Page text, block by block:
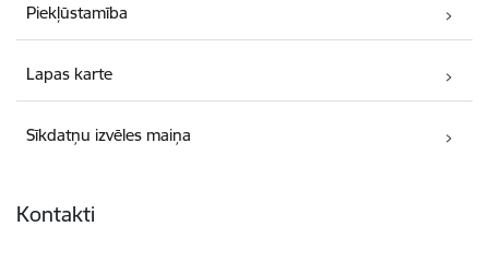
Piekļūstamība
Lapas karte
Sīkdatņu izvēles maiņa
Kontakti